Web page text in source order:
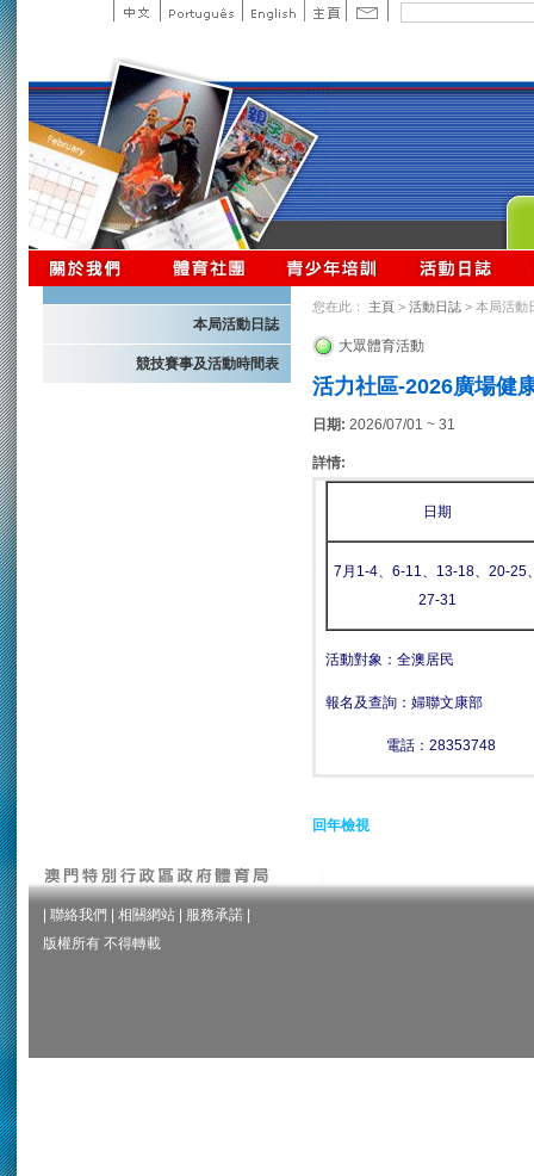
本局活動日誌
競技賽事及活動時間表
您在此： 主頁 > 活動日誌 > 本局活動
大眾體育活動
活力社區-2026廣場健
日期: 2026/07/01 ~ 31
詳情:
日期
7 月 1-4、 6-11、 13-18、 20-25
27-31
活動對象：全澳居民
報名及查詢：婦聯文康部
電話：28353748
回年檢視
聯絡我們 相關網站 服務承諾
版權所有 不得轉載